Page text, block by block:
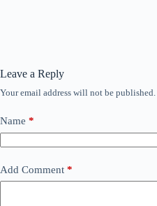
Leave a Reply
Your email address will not be published.
Name *
Add Comment *